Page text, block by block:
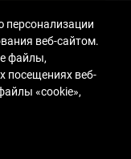
персонализации
веб-сайтом.
файлы,
веб-
«cookie»,